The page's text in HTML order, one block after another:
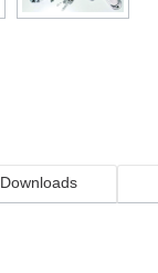
Downloads